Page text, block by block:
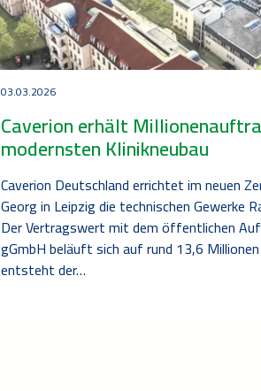
03.03.2026
Caverion erhält
modernsten Klinikneubau
Caverion Deutschland errichtet im neuen
Georg in Leipzig die technischen Gewerke
Der Vertragswert mit dem öffentlichen
gGmbH beläuft sich auf rund 13,6
entsteht der…